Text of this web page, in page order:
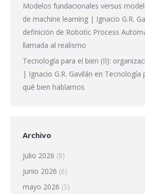
Modelos fundacionales versus
de machine learning | Ignacio G.R.
definición de Robotic Process
llamada al realismo
Tecnología para el bien (II):
| Ignacio G.R. Gavilán en Tecnología
qué bien hablamos
Archivo
julio 2026 (8)
junio 2026 (6)
mayo 2026 (5)